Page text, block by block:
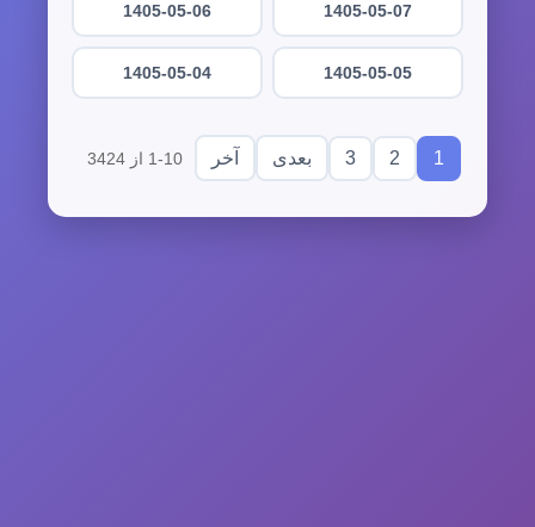
1405-05-07
1405-05-06
1405-05-05
1405-05-04
1
2
3 بعدی آخر 1-10 از 3424